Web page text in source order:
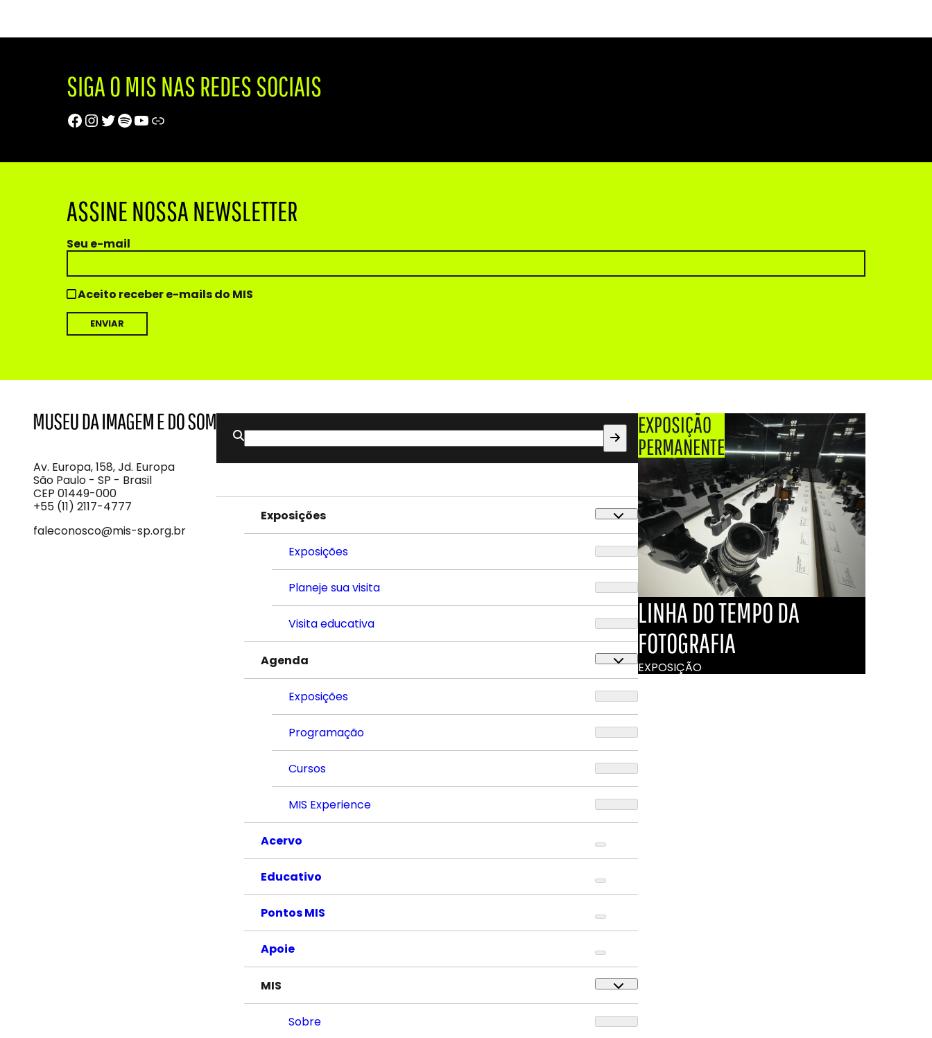
SIGA O MIS NAS REDES SOCIAIS
Facebook
Instagram
Twitter
Spotify
Youtube
Trip Advisor
ASSINE NOSSA NEWSLETTER
Seu e-mail
Aceito receber e-mails do MIS
Imagem
e
do
Som
Av. Europa, 158, Jd. Europa
São Paulo - SP - Brasil
CEP 01449-000
+55 (11) 2117-4777
faleconosco@mis-sp.org.br
Buscar
por:
Exposições
Exposições
Planeje sua visita
Visita educativa
Agenda
Exposições
Programação
Cursos
MIS Experience
Acervo
Educativo
Pontos MIS
Apoie
MIS
Sobre
EXPOSIÇÃO
PERMANENTE
LINHA DO TEMPO DA
FOTOGRAFIA
EXPOSIÇÃO